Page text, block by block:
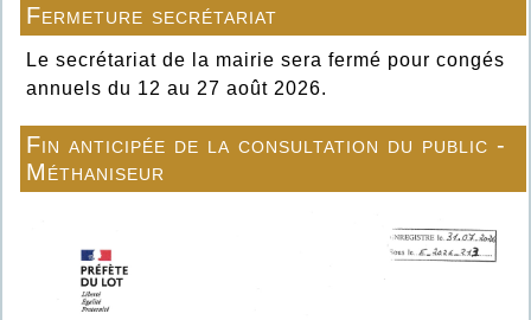
Fermeture secrétariat
Le secrétariat de la mairie sera fermé pour congés
annuels du 12 au 27 août 2026.
Fin anticipée de la consultation du public -
Méthaniseur